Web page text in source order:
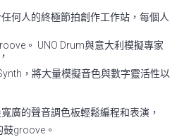
何人的終極節拍創作工作站，每個人
。 UNO Drum與意大利模擬專家
，將大量模擬音色與數字靈活性以
廣的聲音調色板輕鬆編程和表演，
groove。